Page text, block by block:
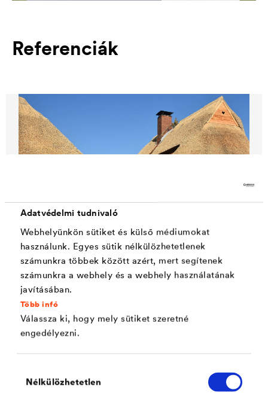
Adatvédelmi tudnivaló
Webhelyünkön sütiket és külső médiumokat
használunk. Egyes sütik nélkülözhetetlenek
számunkra többek között azért, mert segítenek
számunkra a webhely és a webhely használatának
javításában.
Több infó
Válassza ki, hogy mely sütiket szeretné
engedélyezni.
kiválasztása
Nélkülözhetetlen
Referenciák
DELTA
Nádtető
Lensahn közelében, Németország
Mivel ennek a bájos balti-tengeri lakóépületnek a nádtetője
évekkel ezelőtt készült és a szigetelés nem volt megfelelő, a
energetikailag korszerűsítik aDELTA®-MAXX PLUS